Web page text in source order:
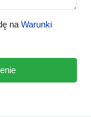
na Warunki